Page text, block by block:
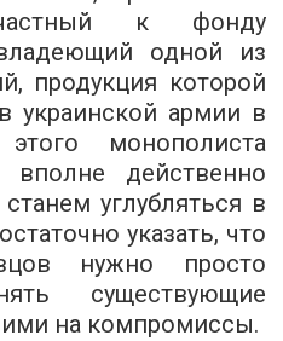
к фонду
одной из
продукция которой
украинской армии в
монополиста
вполне действенно
углубляться в
указать, что
нужно просто
существующие
на компромиссы.